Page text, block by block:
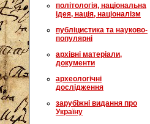
політологія, національна
ідея, нація, націоналізм
публіцистика та науково-
популярні
архівні матеріали,
документи
археологічні
дослідження
зарубіжні видання про
Україну